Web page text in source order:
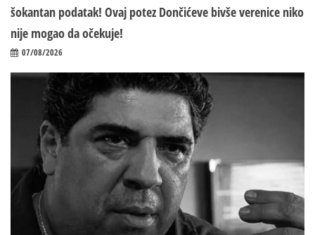
šokantan podatak! Ovaj potez Dončićeve bivše verenice niko
nije mogao da očekuje!
07/08/2026